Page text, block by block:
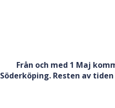
Från och med 1 Maj
Söderköping. Resten av